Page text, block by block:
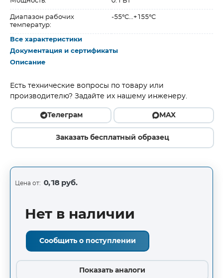
Диапазон рабочих
температур:
-55°C...+155°C
Все характеристики
Документация и сертификаты
Описание
Есть технические вопросы по товару или
производителю? Задайте их нашему инженеру.
Телеграм MAX
Заказать бесплатный образец
Цена от: 0,18 руб.
Нет в наличии
Сообщить о поступлении
Показать аналоги